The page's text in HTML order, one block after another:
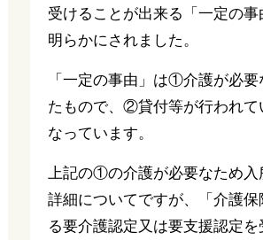
受けることが出来る「一定の
明らかにされました。
「一定の事由」は①介護が必要
たもので、②貸付等が行われて
なっています。
上記の①の介護が必要なため入
詳細についてですが、「介護保
る要介護認定又は要支援認定